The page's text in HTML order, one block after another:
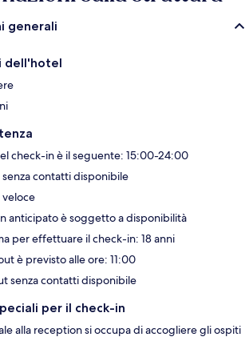
generali
dell'hotel
check-in è il seguente: 15:00-24:00
contatti disponibile
anticipato è soggetto a disponibilità
per effettuare il check-in: 18 anni
è previsto alle ore: 11:00
senza contatti disponibile
per il check-in
alla reception si occupa di accogliere gli ospiti